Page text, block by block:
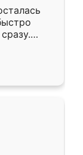
к
даже